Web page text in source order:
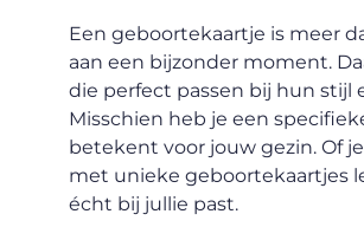
Een geboortekaartje is meer
aan een bijzonder moment.
die perfect passen bij hun stijl
Misschien heb je een
betekent voor jouw gezin. Of
met unieke geboortekaartjes
écht bij jullie past.